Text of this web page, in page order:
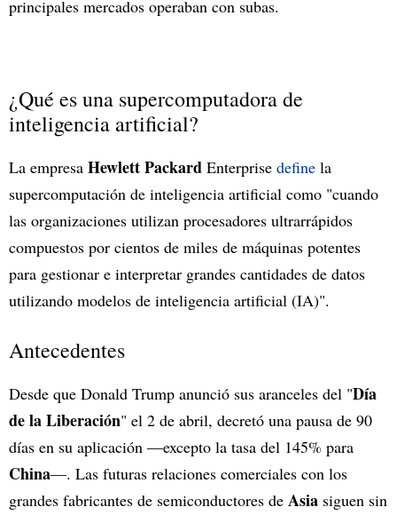
principales mercados operaban con subas.
¿Qué es una supercomputadora de
inteligencia artificial?
La empresa Hewlett Packard Enterprise define la
supercomputación de inteligencia artificial como "cuando
las organizaciones utilizan procesadores ultrarrápidos
compuestos por cientos de miles de máquinas potentes
para gestionar e interpretar grandes cantidades de datos
utilizando modelos de inteligencia artificial (IA)".
Antecedentes
Desde que Donald Trump anunció sus aranceles del "Día
de la Liberación" el 2 de abril, decretó una pausa de 90
días en su aplicación —excepto la tasa del 145% para
China—. Las futuras relaciones comerciales con los
grandes fabricantes de semiconductores de Asia siguen sin